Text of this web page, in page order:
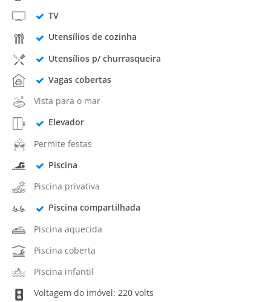
TV
Utensílios de cozinha
Utensílios p/ churrasqueira
Vagas cobertas
Vista para o mar
Elevador
Permite festas
Piscina
Piscina privativa
Piscina compartilhada
Piscina aquecida
Piscina coberta
Piscina infantil
Voltagem do imóvel: 220 volts